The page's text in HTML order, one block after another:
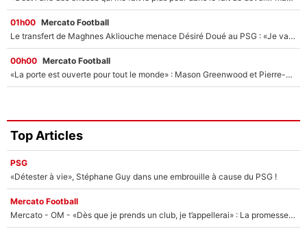
01h00 Mercato Football
Le transfert de Maghnes Akliouche menace Désiré Doué au PSG : «Je valide à 200%»
00h00 Mercato Football
«La porte est ouverte pour tout le monde» : Mason Greenwood et Pierre-Emerick Aubameyang ont quitté l'OM, Amine Gouiri balance sur la suite du mercato et sur la réaction du vestiaire !
Top Articles
PSG
«Détester à vie», Stéphane Guy dans une embrouille à cause du PSG !
Mercato Football
Mercato - OM - «Dès que je prends un club, je t’appellerai» : La promesse de Marcelino au moment de claquer la porte